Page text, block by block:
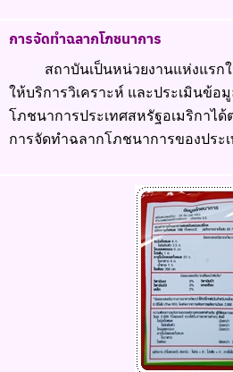
การจัดทำฉลากโภชนาการ
สถาบันเป็นหน่วยงานแห่งแรก
ให้บริการวิเคราะห์ และประเมินข้อ
โภชนาการประเทศสหรัฐอเมริกาไ
การจัดทำฉลากโภชนาการของประ